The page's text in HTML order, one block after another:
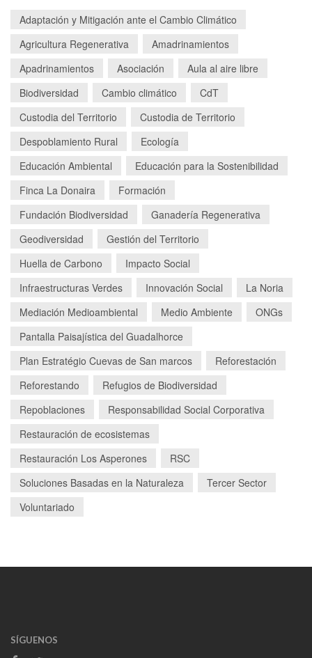
Adaptación y Mitigación ante el Cambio Climático
Agricultura Regenerativa
Amadrinamientos
Apadrinamientos
Asociación
Aula al aire libre
Biodiversidad
Cambio climático
CdT
Custodia del Territorio
Custodia de Territorio
Despoblamiento Rural
Ecología
Educación Ambiental
Educación para la Sostenibilidad
Finca La Donaira
Formación
Fundación Biodiversidad
Ganadería Regenerativa
Geodiversidad
Gestión del Territorio
Huella de Carbono
Impacto Social
Infraestructuras Verdes
Innovación Social
La Noria
Mediación Medioambiental
Medio Ambiente
ONGs
Pantalla Paisajística del Guadalhorce
Plan Estratégio Cuevas de San marcos
Reforestación
Reforestando
Refugios de Biodiversidad
Repoblaciones
Responsabilidad Social Corporativa
Restauración de ecosistemas
Restauración Los Asperones
RSC
Soluciones Basadas en la Naturaleza
Tercer Sector
Voluntariado
SÍGUENOS